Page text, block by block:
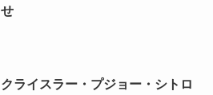
せ
クライスラー・プジョー・シトロ